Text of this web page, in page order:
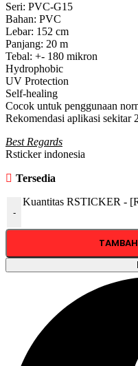
Seri: PVC-G15
Bahan: PVC
Lebar: 152 cm
Panjang: 20 m
Tebal: +- 180 mikron
Hydrophobic
UV Protection
Self-healing
Cocok untuk penggunaan
Rekomendasi aplikasi sekitar
Best Regards
Rsticker indonesia
Tersedia
-
Kuantitas RSTICKER -